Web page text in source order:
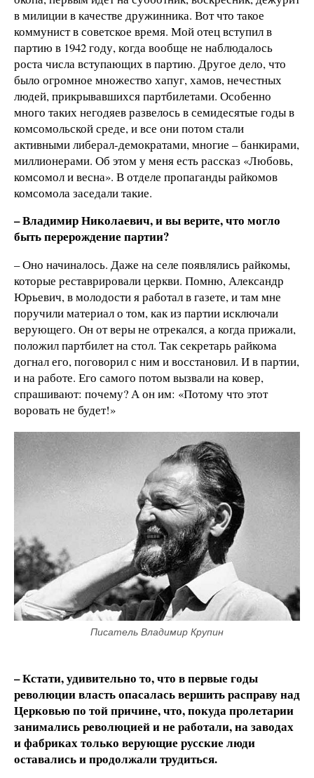
в милиции в качестве дружинника. Вот что такое
коммунист в советское время. Мой отец вступил в
партию в 1942 году, когда вообще не наблюдалось
роста числа вступающих в партию. Другое дело, что
было огромное множество хапуг, хамов, нечестных
людей, прикрывавшихся партбилетами. Особенно
много таких негодяев развелось в семидесятые годы в
комсомольской среде, и все они потом стали
активными либерал-демократами, многие – банкирами,
миллионерами. Об этом у меня есть рассказ «Любовь,
комсомол и весна». В отделе пропаганды райкомов
комсомола заседали такие.
– Владимир Николаевич, и вы верите, что могло
быть перерождение партии?
– Оно начиналось. Даже на селе появлялись райкомы,
которые реставрировали церкви. Помню, Александр
Юрьевич, в молодости я работал в газете, и там мне
поручили материал о том, как из партии исключали
верующего. Он от веры не отрекался, а когда прижали,
положил партбилет на стол. Так секретарь райкома
догнал его, поговорил с ним и восстановил. И в партии,
и на работе. Его самого потом вызвали на ковер,
спрашивают: почему? А он им: «Потому что этот
воровать не будет!»
Писатель Владимир Крупин
– Кстати, удивительно то, что в первые годы
революции власть опасалась вершить расправу над
Церковью по той причине, что, покуда пролетарии
занимались революцией и не работали, на заводах
и фабриках только верующие русские люди
оставались и продолжали трудиться.